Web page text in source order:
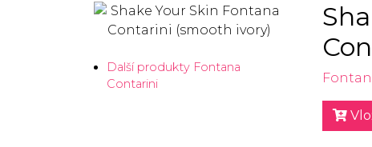
Další produkty Fontana
Contarini